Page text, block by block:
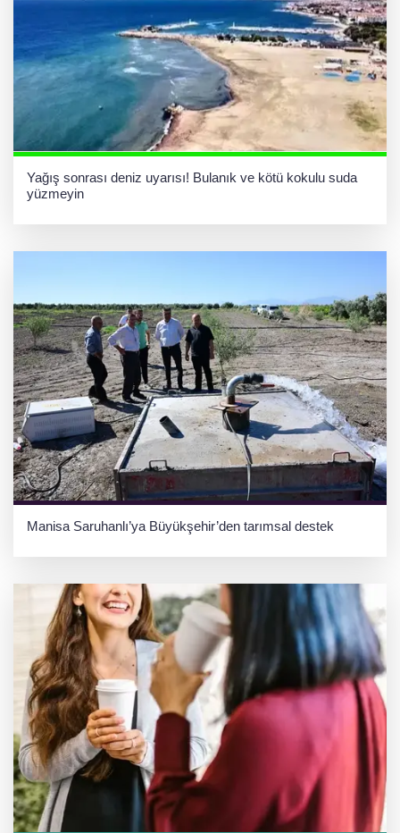
Yağış sonrası deniz uyarısı! Bulanık ve kötü kokulu suda
yüzmeyin
Manisa Saruhanlı’ya Büyükşehir’den tarımsal destek